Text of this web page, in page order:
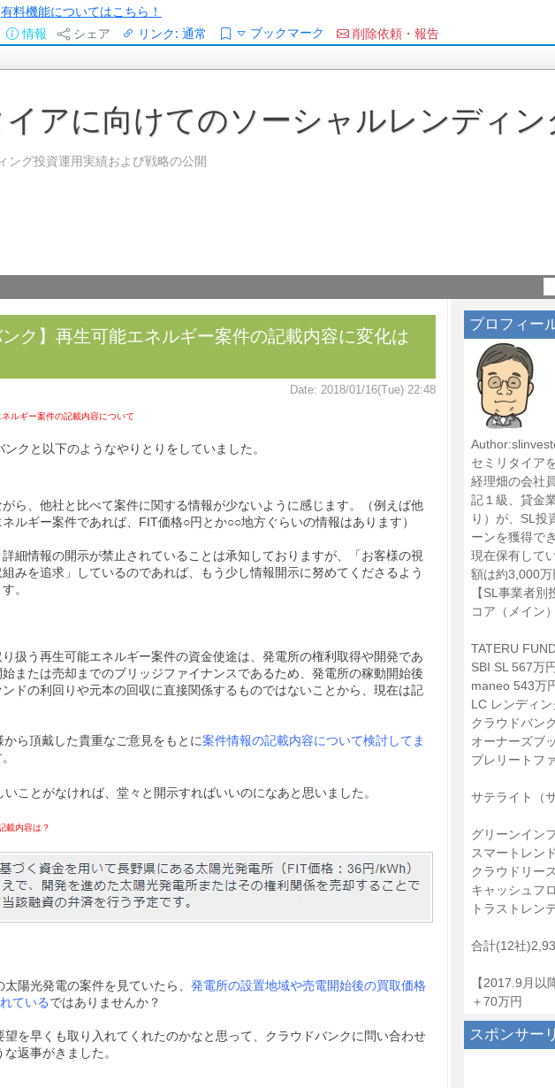
有料機能についてはこちら！
情報
シェア リンク: 通常 ブックマーク 削除依頼・報告